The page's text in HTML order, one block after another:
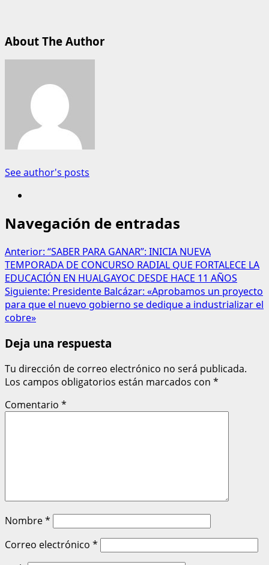
About The Author
See author's posts
Navegación de entradas
Anterior: “SABER PARA GANAR”: INICIA NUEVA
TEMPORADA DE CONCURSO RADIAL QUE FORTALECE LA
EDUCACIÓN EN HUALGAYOC DESDE HACE 11 AÑOS
Siguiente: Presidente Balcázar: «Aprobamos un proyecto
para que el nuevo gobierno se dedique a industrializar el
cobre»
Deja una respuesta
Tu dirección de correo electrónico no será publicada.
Los campos obligatorios están marcados con *
Comentario *
Nombre*
Correo electrónico *